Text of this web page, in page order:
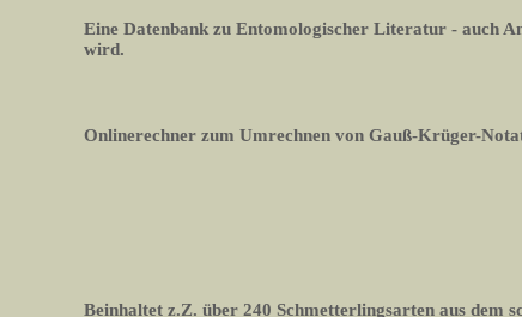
Eine Datenbank zu Entomologischer Literatur - auch
wird.
Onlinerechner zum Umrechnen von Gauß-Krüger-
Beinhaltet z.Z. über 240 Schmetterlingsarten aus dem